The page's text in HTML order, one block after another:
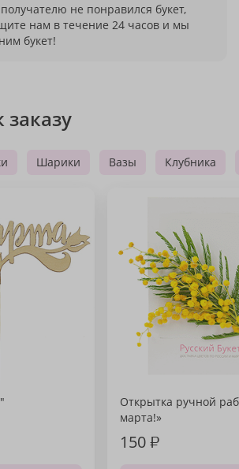
не понравился букет,
нам в течение 24 часов и мы
букет!
заказу
Шарики Вазы Клубника
Открытка ручной
марта!»
150₽